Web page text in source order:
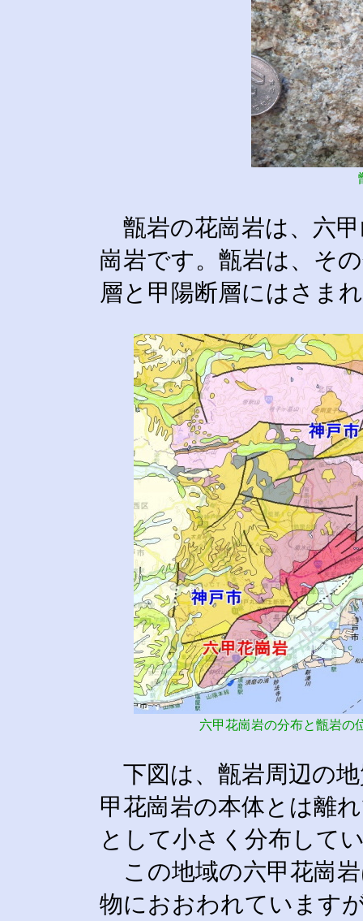
甑岩の花崗岩は、六
崗岩です。甑岩は、そ
層と甲陽断層にはさま
六甲花崗岩の分布と甑岩の
下図は、甑岩周辺の
甲花崗岩の本体とは離
として小さく分布して
この地域の六甲花崗
物におおわれています